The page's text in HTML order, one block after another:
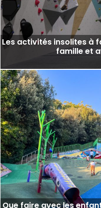
Les activités insolites à
famille et
Que faire avec les